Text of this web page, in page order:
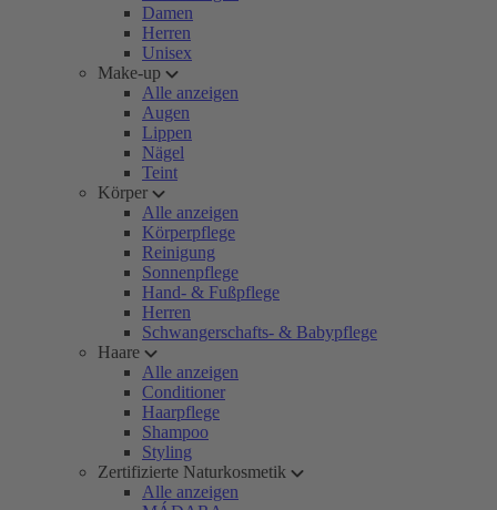
Damen
Herren
Unisex
Make-up
Alle anzeigen
Augen
Lippen
Nägel
Teint
Körper
Alle anzeigen
Körperpflege
Reinigung
Sonnenpflege
Hand- & Fußpflege
Herren
Schwangerschafts- & Babypflege
Haare
Alle anzeigen
Conditioner
Haarpflege
Shampoo
Styling
Zertifizierte Naturkosmetik
Alle anzeigen